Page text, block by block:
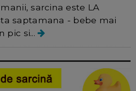
sarcina este LA
saptamana - bebe mai
pic si...